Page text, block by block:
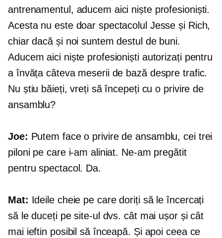
antrenamentul, aducem aici niște profesioniști.
Acesta nu este doar spectacolul Jesse și Rich,
chiar dacă și noi suntem destul de buni.
Aducem aici niște profesioniști autorizați pentru
a învăța câteva meserii de bază despre trafic.
Nu știu băieți, vreți să începeți cu o privire de
ansamblu?
Joe: Putem face o privire de ansamblu, cei trei
piloni pe care i-am aliniat. Ne-am pregătit
pentru spectacol. Da.
Mat: Ideile cheie pe care doriți să le încercați
să le duceți pe site-ul dvs. cât mai ușor și cât
mai ieftin posibil să înceapă. Și apoi ceea ce